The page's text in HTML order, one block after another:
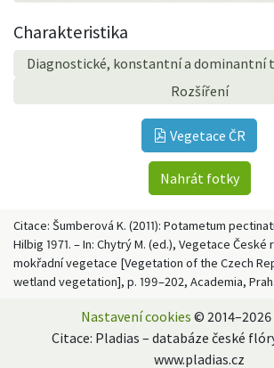
Charakteristika
Diagnostické, konstantní a dominantní
Rozšíření
Vegetace ČR
Nahrát fotky
Citace: Šumberová K. (2011): Potametum
Hilbig 1971. – In: Chytrý M. (ed.), Vegetace České
mokřadní vegetace [Vegetation of the Czech
wetland vegetation], p. 199–202, Academia,
Nastavení cookies ©
Citace: Pladias – databáze české
www.pladias.cz